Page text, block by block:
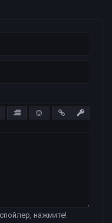
нажмите!